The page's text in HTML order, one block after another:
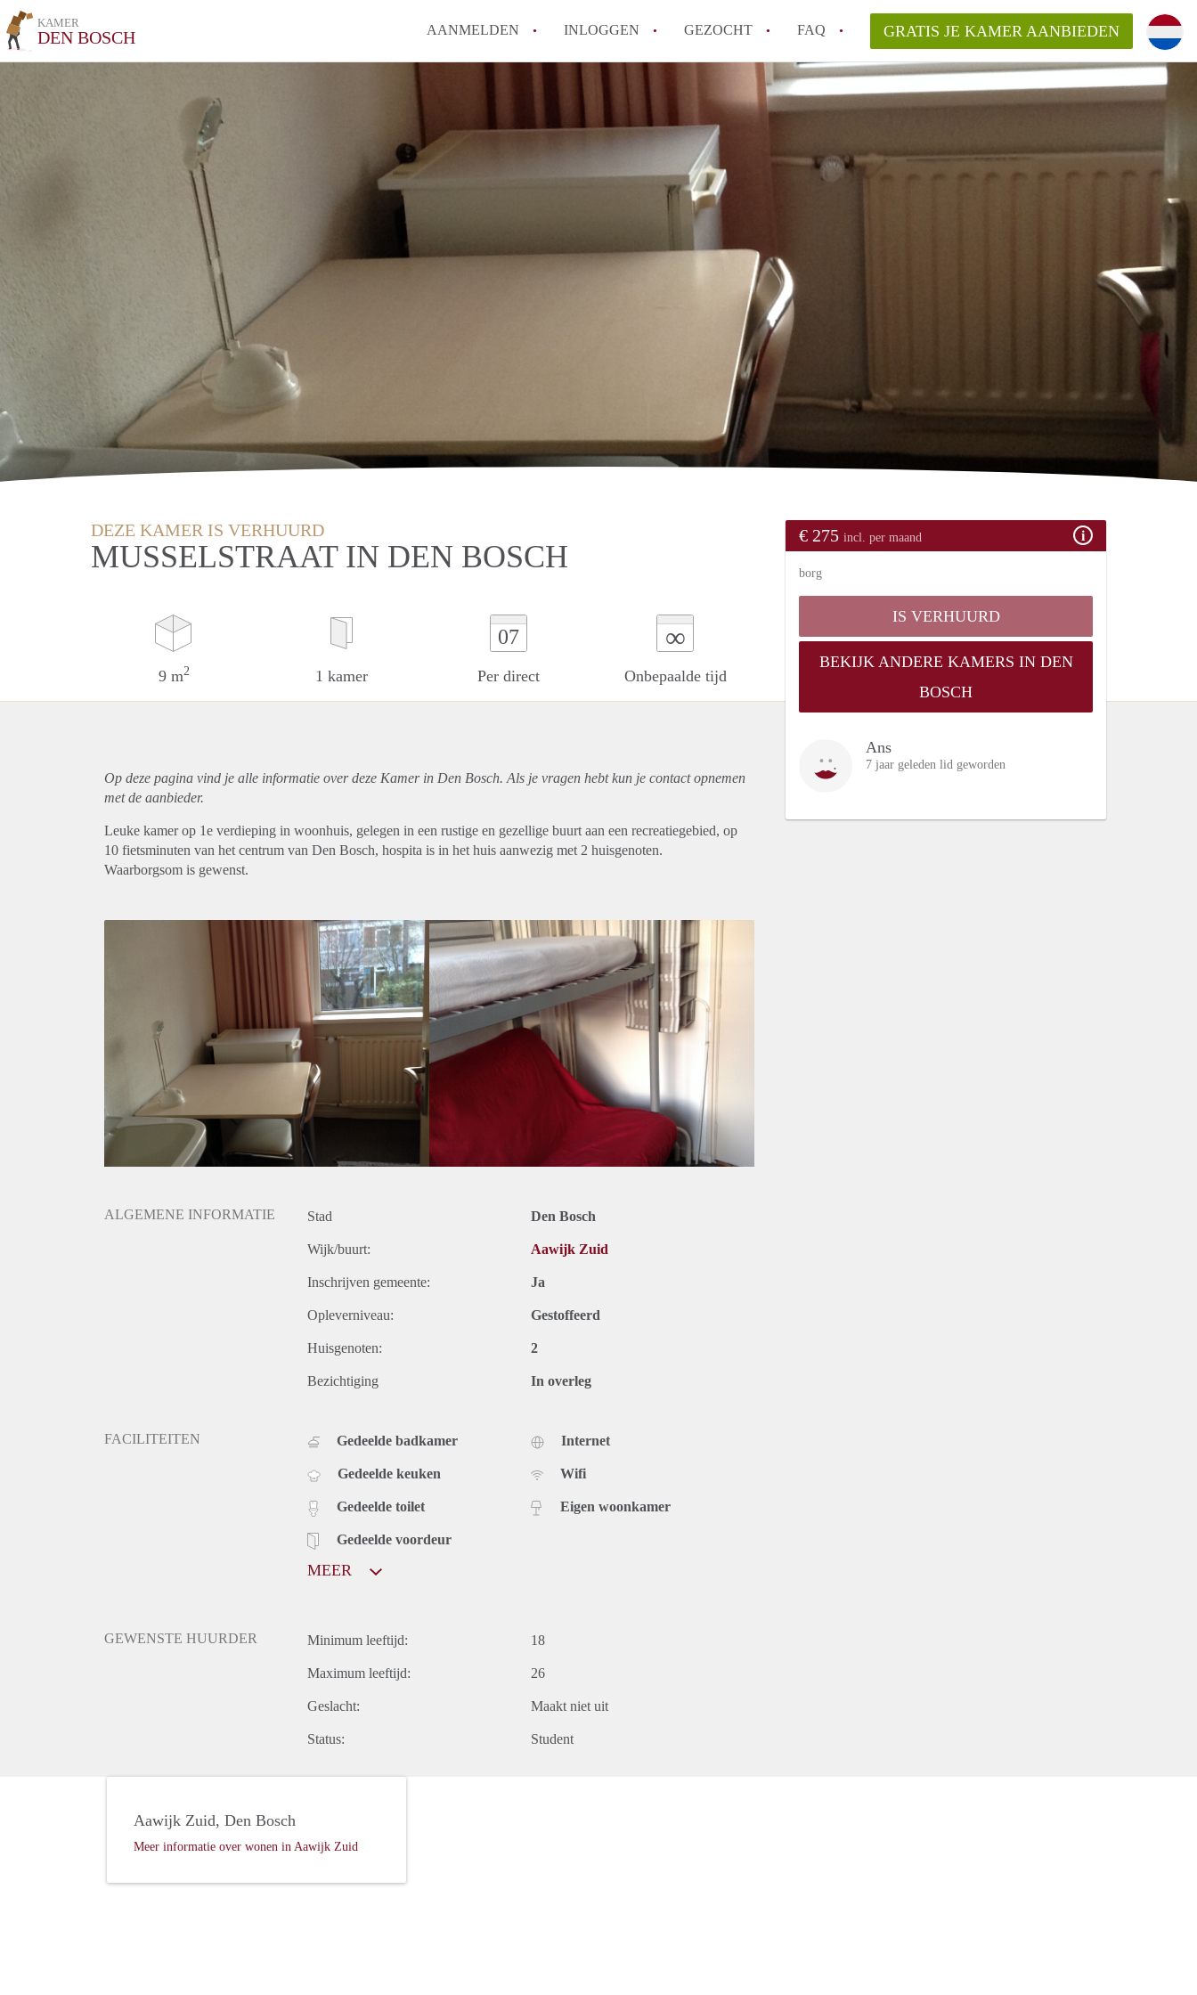
KAMER
DEN BOSCH AANMELDEN INLOGGEN GEZOCHT FAQ
How to translate KamerDenBosch!
Berekent KamerDenBosch makelaarsvergoeding/bemiddelingsvergoeding?
Wat is de privacyverklaring van KamerDenBosch?
Is KamerDenBosch verantwoordelijk voor de aangeboden Kamer / Kamers
in Den Bosch?
GRATIS JE KAMER AANBIEDEN
DEZE KAMER IS VERHUURD
MUSSELSTRAAT IN DEN BOSCH
9 m2 1 kamer
07
Per direct
∞
Onbepaalde tijd
€ 275 incl. per maand
borg
IS VERHUURD
BEKIJK ANDERE KAMERS IN DEN
BOSCH
Ans
7 jaar geleden lid geworden
Op deze pagina vind je alle informatie over deze Kamer in Den Bosch. Als je vragen hebt kun je contact opnemen
met de aanbieder.
Leuke kamer op 1e verdieping in woonhuis, gelegen in een rustige en gezellige buurt aan een recreatiegebied, op
10 fietsminuten van het centrum van Den Bosch, hospita is in het huis aanwezig met 2 huisgenoten.
Waarborgsom is gewenst.
ALGEMENE INFORMATIE Stad Den Bosch
Wijk/buurt: Aawijk Zuid
Inschrijven gemeente: Ja
Opleverniveau: Gestoffeerd
Huisgenoten: 2
Bezichtiging In overleg
FACILITEITEN Gedeelde badkamer
Gedeelde keuken
Gedeelde toilet
Gedeelde voordeur
Internet
Wifi
Eigen woonkamer
MEER
GEWENSTE HUURDER Minimum leeftijd: 18
Maximum leeftijd: 26
Geslacht: Maakt niet uit
Status: Student
Aawijk Zuid, Den Bosch
Meer informatie over wonen in Aawijk Zuid